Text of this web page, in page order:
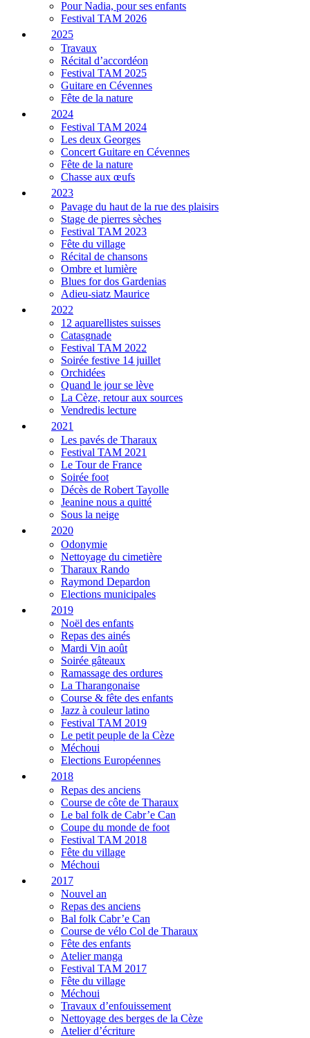
Pour Nadia, pour ses enfants
Festival TAM 2026
2025
Travaux
Récital d’accordéon
Festival TAM 2025
Guitare en Cévennes
Fête de la nature
2024
Festival TAM 2024
Les deux Georges
Concert Guitare en Cévennes
Fête de la nature
Chasse aux œufs
2023
Pavage du haut de la rue des plaisirs
Stage de pierres sèches
Festival TAM 2023
Fête du village
Récital de chansons
Ombre et lumière
Blues for dos Gardenias
Adieu-siatz Maurice
2022
12 aquarellistes suisses
Catasgnade
Festival TAM 2022
Soirée festive 14 juillet
Orchidées
Quand le jour se lève
La Cèze, retour aux sources
Vendredis lecture
2021
Les pavés de Tharaux
Festival TAM 2021
Le Tour de France
Soirée foot
Décès de Robert Tayolle
Jeanine nous a quitté
Sous la neige
2020
Odonymie
Nettoyage du cimetière
Tharaux Rando
Raymond Depardon
Elections municipales
2019
Noël des enfants
Repas des ainés
Mardi Vin août
Soirée gâteaux
Ramassage des ordures
La Tharangonaise
Course & fête des enfants
Jazz à couleur latino
Festival TAM 2019
Le petit peuple de la Cèze
Méchoui
Elections Européennes
2018
Repas des anciens
Course de côte de Tharaux
Le bal folk de Cabr’e Can
Coupe du monde de foot
Festival TAM 2018
Fête du village
Méchoui
2017
Nouvel an
Repas des anciens
Bal folk Cabr’e Can
Course de vélo Col de Tharaux
Fête des enfants
Atelier manga
Festival TAM 2017
Fête du village
Méchoui
Travaux d’enfouissement
Nettoyage des berges de la Cèze
Atelier d’écriture